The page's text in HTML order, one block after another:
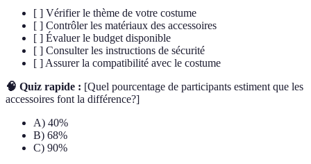
[ ] Vérifier le thème de votre costume
[ ] Contrôler les matériaux des accessoires
[ ] Évaluer le budget disponible
[ ] Consulter les instructions de sécurité
[ ] Assurer la compatibilité avec le costume
🧠 Quiz rapide : [Quel pourcentage de participants estiment que les
accessoires font la différence?]
A) 40%
B) 68%
C) 90%